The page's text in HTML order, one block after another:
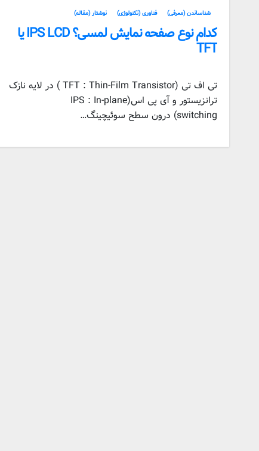
شناساندن (معرفی) فناوری (تکنولوژی) نوشتار (مقاله)
کدام نوع صفحه نمایش لمسی؟ IPS LCD یا
TFT
تی اف تی (TFT : Thin-Film Transistor ) در لایه نازک
ترانزیستور و آی پی اس(IPS : In-plane
switching) درون سطح سوئیچینگ…